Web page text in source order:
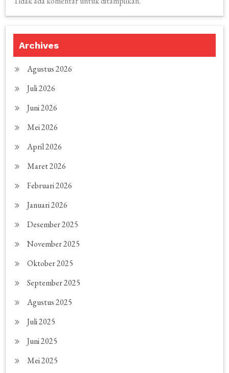
Archives
Agustus 2026
Juli 2026
Juni 2026
Mei 2026
April 2026
Maret 2026
Februari 2026
Januari 2026
Desember 2025
November 2025
Oktober 2025
September 2025
Agustus 2025
Juli 2025
Juni 2025
Mei 2025